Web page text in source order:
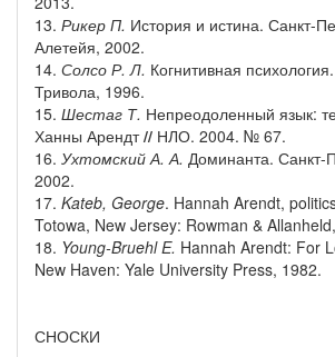
13. Рикер П. История и истина. Санкт-
Алетейя, 2002.
14. Солсо Р. Л. Когнитивная
Тривола, 1996.
15. Шестаг Т. Непреодоленный язык:
Ханны Арендт// НЛО. 2004. № 67.
16. Ухтомский А. А. Доминанта. Санкт-
2002.
17. Kateb, George. Hannah Arendt,
Totowa, New Jersey: Rowman &
18. Young-Bruehl E. Hannah Arendt: For
New Haven: Yale University Press, 1982.
СНОСКИ